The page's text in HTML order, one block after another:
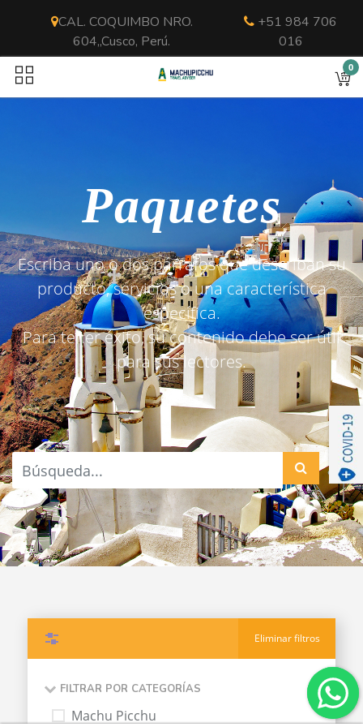
CAL. COQUIMBO NRO.
604,,Cusco, Perú.
+51 984 706
016
0
Paquetes
Escriba uno o dos párrafos que describan su
producto, servicios o una característica
específica.
Para tener éxito, su contenido debe ser útil
para sus lectores.
FILTRAR POR CATEGORÍAS
Machu Picchu
Eliminar filtros